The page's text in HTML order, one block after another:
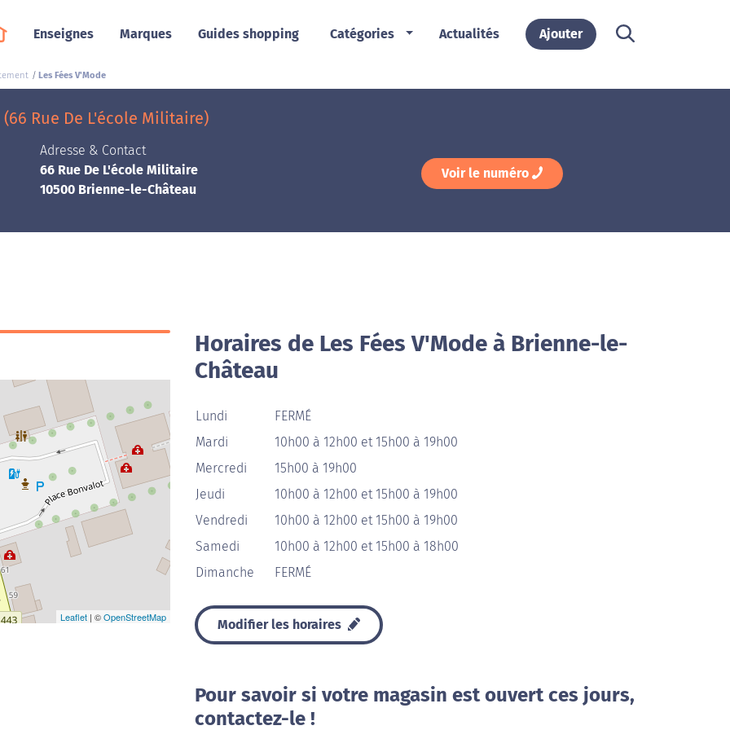
Enseignes Marques Guides shopping Catégories Actualités Ajouter
Les Fées V'Mode
Rue De L'école Militaire)
Adresse & Contact
66 Rue De L'école Militaire
10500 Brienne-le-Château
Voir le numéro
Leaflet | ©OpenStreetMap
Horaires de Les Fées V'Mode à Brienne-le-
Château
Lundi
FERMÉ
Mardi
10h00 à 12h00 et 15h00 à 19h00
Mercredi
15h00 à 19h00
Jeudi
10h00 à 12h00 et 15h00 à 19h00
Vendredi
10h00 à 12h00 et 15h00 à 19h00
Samedi
10h00 à 12h00 et 15h00 à 18h00
Dimanche
FERMÉ
Modifier les horaires
Pour savoir si votre magasin est ouvert ces jours,
contactez-le !